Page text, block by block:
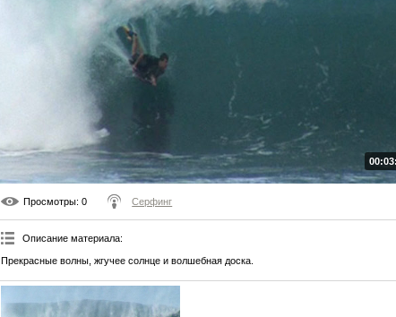
Просмотры: 0 Серфинг
Описание материала:
Прекрасные волны, жгучее солнце и волшебная доска.